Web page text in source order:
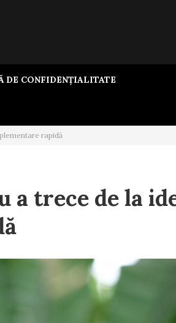
DE CONFIDENȚIALITATE
rapidă
a trece de la